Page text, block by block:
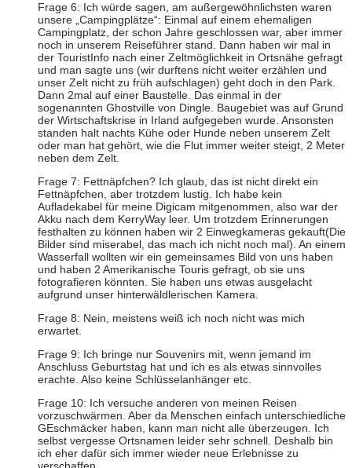
Frage 6: Ich würde sagen, am außergewöhnlichsten waren
unsere „Campingplätze“: Einmal auf einem ehemaligen
Campingplatz, der schon Jahre geschlossen war, aber immer
noch in unserem Reiseführer stand. Dann haben wir mal in
der TouristInfo nach einer Zeltmöglichkeit in Ortsnähe gefragt
und man sagte uns (wir durftens nicht weiter erzählen und
unser Zelt nicht zu früh aufschlagen) geht doch in den Park.
Dann 2mal auf einer Baustelle. Das einmal in der
sogenannten Ghostville von Dingle. Baugebiet was auf Grund
der Wirtschaftskrise in Irland aufgegeben wurde. Ansonsten
standen halt nachts Kühe oder Hunde neben unserem Zelt
oder man hat gehört, wie die Flut immer weiter steigt, 2 Meter
neben dem Zelt.
Frage 7: Fettnäpfchen? Ich glaub, das ist nicht direkt ein
Fettnäpfchen, aber trotzdem lustig. Ich habe kein
Aufladekabel für meine Digicam mitgenommen, also war der
Akku nach dem KerryWay leer. Um trotzdem Erinnerungen
festhalten zu können haben wir 2 Einwegkameras gekauft(Die
Bilder sind miserabel, das mach ich nicht noch mal). An einem
Wasserfall wollten wir ein gemeinsames Bild von uns haben
und haben 2 Amerikanische Touris gefragt, ob sie uns
fotografieren könnten. Sie haben uns etwas ausgelacht
aufgrund unser hinterwäldlerischen Kamera.
Frage 8: Nein, meistens weiß ich noch nicht was mich
erwartet.
Frage 9: Ich bringe nur Souvenirs mit, wenn jemand im
Anschluss Geburtstag hat und ich es als etwas sinnvolles
erachte. Also keine Schlüsselanhänger etc.
Frage 10: Ich versuche anderen von meinen Reisen
vorzuschwärmen. Aber da Menschen einfach unterschiedliche
GEschmäcker haben, kann man nicht alle überzeugen. Ich
selbst vergesse Ortsnamen leider sehr schnell. Deshalb bin
ich eher dafür sich immer wieder neue Erlebnisse zu